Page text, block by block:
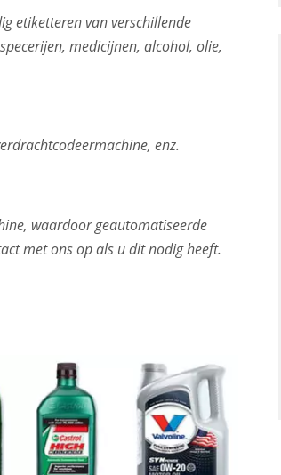
etiketteren van verschillende
medicijnen, alcohol, olie,
enz.
waardoor geautomatiseerde
met ons op als u dit nodig heeft.